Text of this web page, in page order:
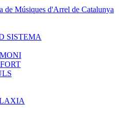
de Músiques d'Arrel de Catalunya
SISTEMA